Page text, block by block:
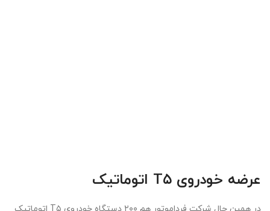
عرضه خودروی T۵ اتوماتیک
در همین حال شرکت فرداموتور هم ۲۰۰ دستگاه خودروی T۵ اتوماتیک